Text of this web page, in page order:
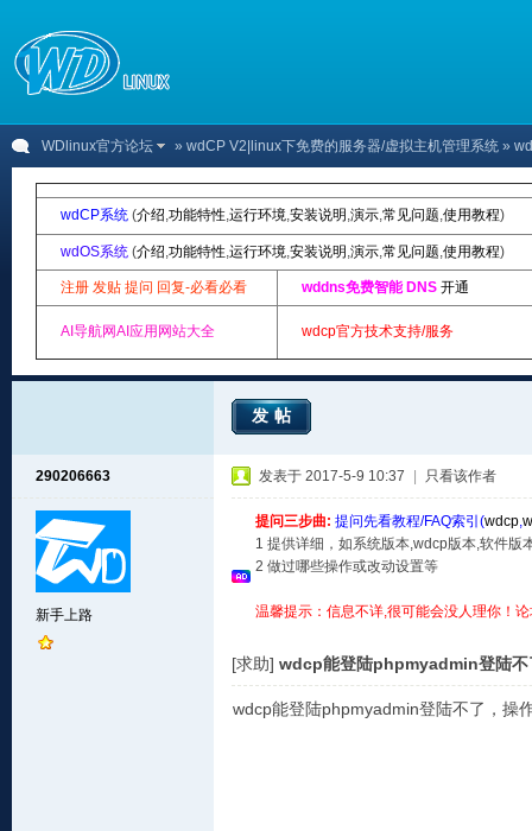
WDlinux官方论坛 » wdCP V2|linux下免费的服务器/虚拟主机管理系统 »
wdCP系统 (介绍,功能特性,运行环境,安装说明 ,演示,常见问题,使用教程)
wdOS系统 (介绍,功能特性,运行环境,安装说明 ,演示,常见问题,使用教程)
注册 发贴 提问 回复-必看必看 wddns免费智能 DNS 开通
AI导航网AI应用网站大全 wdcp官方技术支持/服务
发帖
290206663
新手上路
发表于 2017-5-9 10:37 只看该作者
提问三步曲: 提问先看教程/FAQ索引(wdcp,
1 提供详细，如系统版本,wdcp版本,软件版
2 做过哪些操作或改动设置等
温馨提示：信息不详,很可能会没人理你！
[求助] wdcp能登陆phpmyadmin登陆不
wdcp能登陆phpmyadmin登陆不了，操